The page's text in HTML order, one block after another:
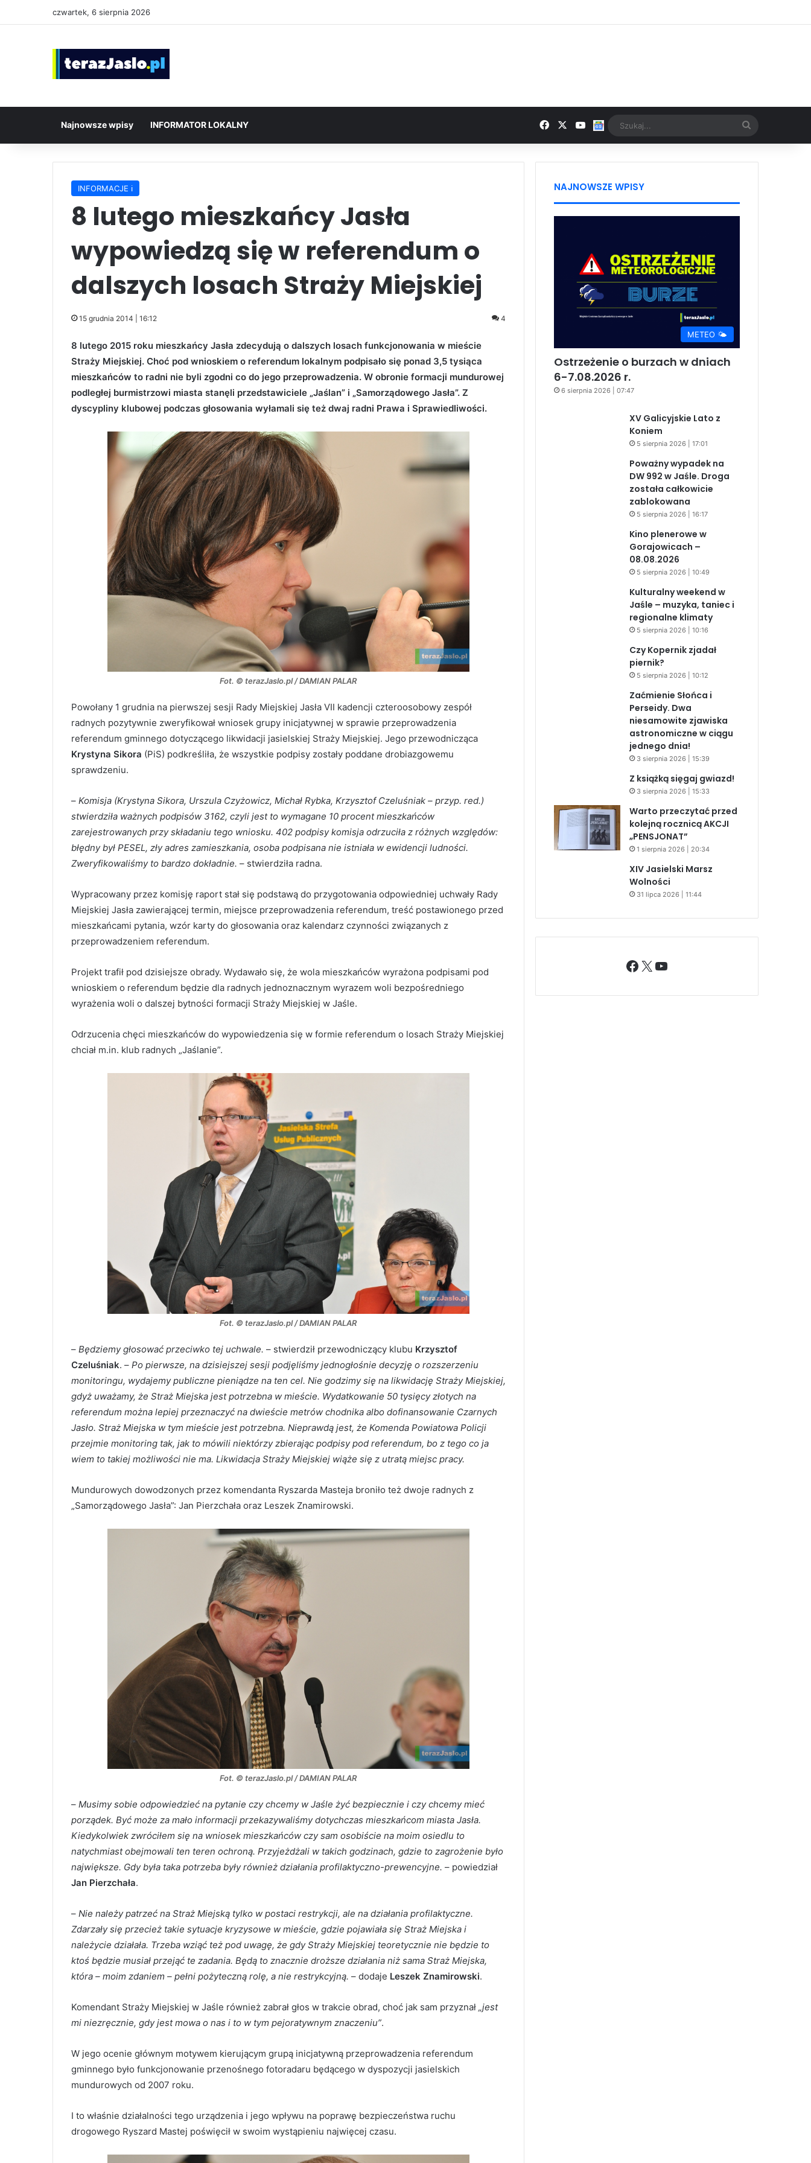
czwartek, 6 sierpnia 2026
Najnowsze wpisy INFORMATOR LOKALNY FacebookYouTubeGoogle News
INFORMACJE ℹ️
8 lutego mieszkańcy Jasła
wypowiedzą się w referendum o
dalszych losach Straży Miejskiej
15 grudnia 2014 | 16:12 4
8 lutego 2015 roku mieszkańcy Jasła zdecydują o dalszych losach funkcjonowania w mieście
Straży Miejskiej. Choć pod wnioskiem o referendum lokalnym podpisało się ponad 3,5 tysiąca
mieszkańców to radni nie byli zgodni co do jego przeprowadzenia. W obronie formacji mundurowej
podległej burmistrzowi miasta stanęli przedstawiciele „Jaślan” i „Samorządowego Jasła”. Z
dyscypliny klubowej podczas głosowania wyłamali się też dwaj radni Prawa i Sprawiedliwości.
Fot. © terazJaslo.pl / DAMIAN PALAR
Powołany 1 grudnia na pierwszej sesji Rady Miejskiej Jasła VII kadencji czteroosobowy zespół
radnych pozytywnie zweryfikował wniosek grupy inicjatywnej w sprawie przeprowadzenia
referendum gminnego dotyczącego likwidacji jasielskiej Straży Miejskiej. Jego przewodnicząca
Krystyna Sikora (PiS) podkreśliła, że wszystkie podpisy zostały poddane drobiazgowemu
sprawdzeniu.
– Komisja (Krystyna Sikora, Urszula Czyżowicz, Michał Rybka, Krzysztof Czeluśniak – przyp. red.)
stwierdziła ważnych podpisów 3162, czyli jest to wymagane 10 procent mieszkańców
zarejestrowanych przy składaniu tego wniosku. 402 podpisy komisja odrzuciła z różnych względów:
błędny był PESEL, zły adres zamieszkania, osoba podpisana nie istniała w ewidencji ludności.
Zweryfikowaliśmy to bardzo dokładnie. – stwierdziła radna.
Wypracowany przez komisję raport stał się podstawą do przygotowania odpowiedniej uchwały Rady
Miejskiej Jasła zawierającej termin, miejsce przeprowadzenia referendum, treść postawionego przed
mieszkańcami pytania, wzór karty do głosowania oraz kalendarz czynności związanych z
przeprowadzeniem referendum.
Projekt trafił pod dzisiejsze obrady. Wydawało się, że wola mieszkańców wyrażona podpisami pod
wnioskiem o referendum będzie dla radnych jednoznacznym wyrazem woli bezpośredniego
wyrażenia woli o dalszej bytności formacji Straży Miejskiej w Jaśle.
Odrzucenia chęci mieszkańców do wypowiedzenia się w formie referendum o losach Straży Miejskiej
chciał m.in. klub radnych „Jaślanie”.
Fot. © terazJaslo.pl / DAMIAN PALAR
– Będziemy głosować przeciwko tej uchwale. – stwierdził przewodniczący klubu Krzysztof
Czeluśniak. – Po pierwsze, na dzisiejszej sesji podjęliśmy jednogłośnie decyzję o rozszerzeniu
monitoringu, wydajemy publiczne pieniądze na ten cel. Nie godzimy się na likwidację Straży Miejskiej,
gdyż uważamy, że Straż Miejska jest potrzebna w mieście. Wydatkowanie 50 tysięcy złotych na
referendum można lepiej przeznaczyć na dwieście metrów chodnika albo dofinansowanie Czarnych
Jasło. Straż Miejska w tym mieście jest potrzebna. Nieprawdą jest, że Komenda Powiatowa Policji
przejmie monitoring tak, jak to mówili niektórzy zbierając podpisy pod referendum, bo z tego co ja
wiem to takiej możliwości nie ma. Likwidacja Straży Miejskiej wiąże się z utratą miejsc pracy.
Mundurowych dowodzonych przez komendanta Ryszarda Masteja broniło też dwoje radnych z
„Samorządowego Jasła”: Jan Pierzchała oraz Leszek Znamirowski.
Fot. © terazJaslo.pl / DAMIAN PALAR
– Musimy sobie odpowiedzieć na pytanie czy chcemy w Jaśle żyć bezpiecznie i czy chcemy mieć
porządek. Być może za mało informacji przekazywaliśmy dotychczas mieszkańcom miasta Jasła.
Kiedykolwiek zwróciłem się na wniosek mieszkańców czy sam osobiście na moim osiedlu to
natychmiast obejmowali ten teren ochroną. Przyjeżdżali w takich godzinach, gdzie to zagrożenie było
największe. Gdy była taka potrzeba były również działania profilaktyczno-prewencyjne. – powiedział
Jan Pierzchała.
– Nie należy patrzeć na Straż Miejską tylko w postaci restrykcji, ale na działania profilaktyczne.
Zdarzały się przecież takie sytuacje kryzysowe w mieście, gdzie pojawiała się Straż Miejska i
należycie działała. Trzeba wziąć też pod uwagę, że gdy Straży Miejskiej teoretycznie nie będzie to
ktoś będzie musiał przejąć te zadania. Będą to znacznie droższe działania niż sama Straż Miejska,
która – moim zdaniem – pełni pożyteczną rolę, a nie restrykcyjną. – dodaje Leszek Znamirowski.
Komendant Straży Miejskiej w Jaśle również zabrał głos w trakcie obrad, choć jak sam przyznał „jest
mi niezręcznie, gdy jest mowa o nas i to w tym pejoratywnym znaczeniu”.
W jego ocenie głównym motywem kierującym grupą inicjatywną przeprowadzenia referendum
gminnego było funkcjonowanie przenośnego fotoradaru będącego w dyspozycji jasielskich
mundurowych od 2007 roku.
I to właśnie działalności tego urządzenia i jego wpływu na poprawę bezpieczeństwa ruchu
drogowego Ryszard Mastej poświęcił w swoim wystąpieniu najwięcej czasu.
NAJNOWSZE WPISY
METEO 🌤️
Ostrzeżenie o burzach w dniach
6-7.08.2026 r.
6 sierpnia 2026 | 07:47
XV Galicyjskie Lato z
Koniem
5 sierpnia 2026 | 17:01
Poważny wypadek na
DW 992 w Jaśle. Droga
została całkowicie
zablokowana
5 sierpnia 2026 | 16:17
Kino plenerowe w
Gorajowicach –
08.08.2026
5 sierpnia 2026 | 10:49
Kulturalny weekend w
Jaśle – muzyka, taniec i
regionalne klimaty
5 sierpnia 2026 | 10:16
Czy Kopernik zjadał
piernik?
5 sierpnia 2026 | 10:12
Zaćmienie Słońca i
Perseidy. Dwa
niesamowite zjawiska
astronomiczne w ciągu
jednego dnia!
3 sierpnia 2026 | 15:39
Z książką sięgaj gwiazd!
3 sierpnia 2026 | 15:33
Warto przeczytać przed
kolejną rocznicą AKCJI
„PENSJONAT”
1 sierpnia 2026 | 20:34
XIV Jasielski Marsz
Wolności
31 lipca 2026 | 11:44
Facebook
X YouTube